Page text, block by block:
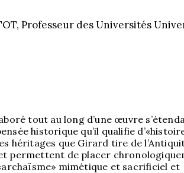
Professeur des Universités
tout au long d’une œuvre
historique qu’il qualifie
héritages que Girard tire de
permettent de placer
mimétique et sacrificiel et